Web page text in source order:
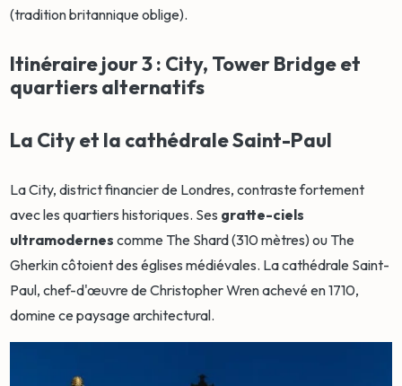
(tradition britannique oblige).
Itinéraire jour 3 : City, Tower Bridge et
quartiers alternatifs
La City et la cathédrale Saint-Paul
La City, district financier de Londres, contraste fortement
avec les quartiers historiques. Ses gratte-ciels
ultramodernes comme The Shard (310 mètres) ou The
Gherkin côtoient des églises médiévales. La cathédrale Saint-
Paul, chef-d'œuvre de Christopher Wren achevé en 1710,
domine ce paysage architectural.